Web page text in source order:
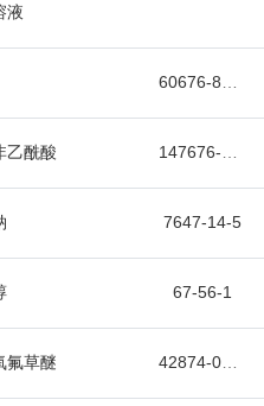
液
乙酰酸
7647-14-5
67-56-1
氟草醚